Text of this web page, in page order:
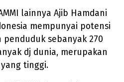
lainnya Ajib Hamdani
mempunyai potensi
sebanyak 270
dj dunia, merupakan
tinggi.